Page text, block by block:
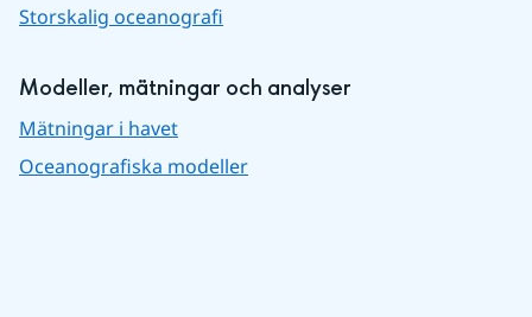
Storskalig oceanografi
Modeller, mätningar och analyser
Mätningar i havet
Oceanografiska modeller